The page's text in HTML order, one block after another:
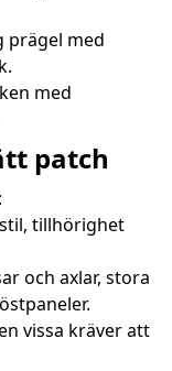
prägel med
med
patch
tillhörighet
och axlar, stora
vissa kräver att